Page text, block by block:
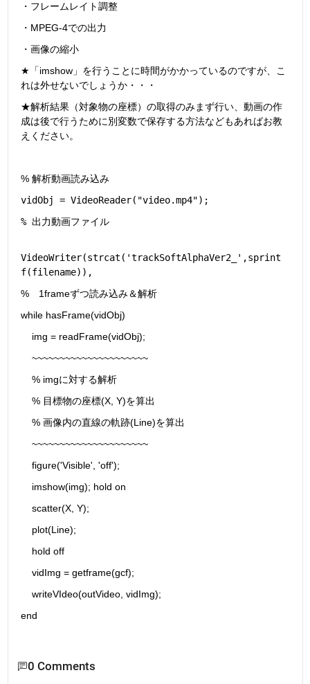
・フレームレイト調整
・MPEG-4での出力
・画像の縮小
★「imshow」を行うことに時間がかかっているのですが、こ
れは外せないでしょうか・・・
★解析結果（対象物の座標）の取得のみまず行い、動画の作
成は後で行うために別変数で保存する方法などもあればお教
えください。
% 解析動画読み込み
vidObj = VideoReader( "video.mp4");
% 出力動画ファイル
VideoWriter(strcat('trackSoftAlphaVer2_',sprint
f(filename)),
%　1frameずつ読み込み＆解析
while hasFrame(vidObj)
    img = readFrame(vidObj);
    ~~~~~~~~~~~~~~~~~~~~~
    % imgに対する解析
    % 目標物の座標(X, Y)を算出
    % 画像内の直線の軌跡(Line)を算出
    ~~~~~~~~~~~~~~~~~~~~~
    figure('Visible', 'off');
    imshow(img); hold on
    scatter(X, Y);
    plot(Line);
    hold off
    vidImg = getframe(gcf);
    writeVIdeo(outVideo, vidImg);
end
0 Comments